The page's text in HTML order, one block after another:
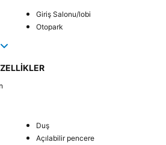
Giriş Salonu/lobi
Otopark
Duş
Açılabilir pencere